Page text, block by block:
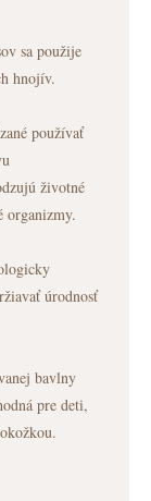
sa použije
hnojív.
používať
životné
organizmy.
úrodnosť
bavlny
pre deti,